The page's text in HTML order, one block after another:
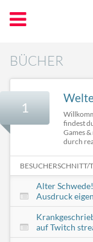
BÜCHER
1
findest
Games
durch
BESUCHERSCHNITT/
Alter
Ausdruck
auf Twitch